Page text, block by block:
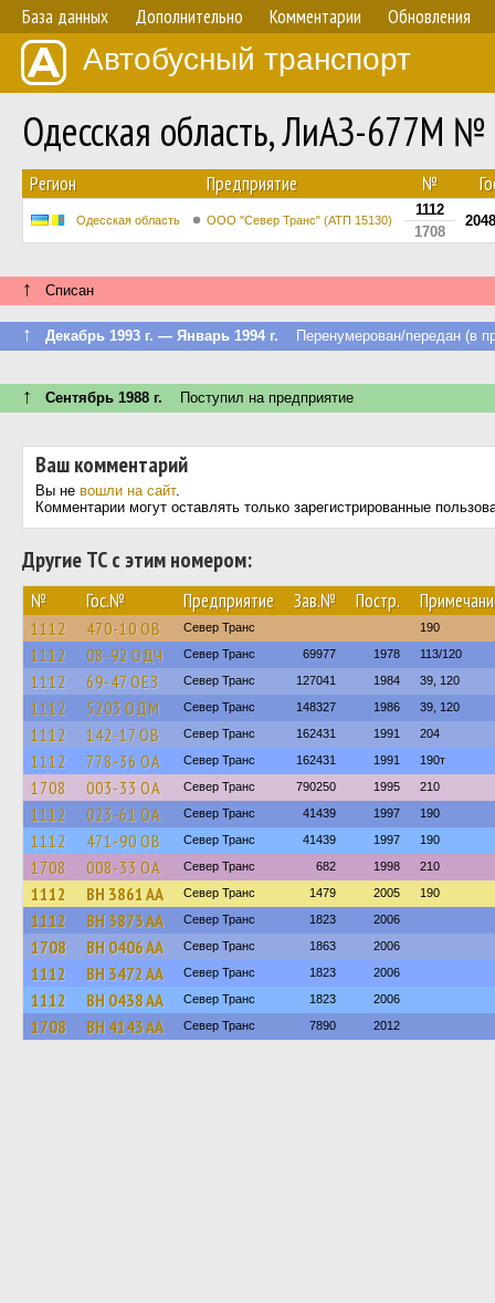
База данных Дополнительно Комментарии Обновления
Автобусный транспорт
Одесская область, ЛиАЗ-677М
Регион Предприятие №
Одесская область ООО "Север Транс" (АТП 15130)
1112
1708
↑ Списан
↑ Декабрь 1993 г. — Январь 1994 г. Перенумерован/передан (в
↑ Сентябрь 1988 г. Поступил на предприятие
Ваш комментарий
Вы не вошли на сайт.
Комментарии могут оставлять только зарегистрированные
Другие ТС с этим номером:
№ Гос.№ Предприятие Зав.№ Постр.
1112 470-10 ОВ Север Транс 190
1112 08-92 ОДЧ Север Транс 69977 1978 113/120
1112 69-47 ОЕЗ Север Транс 127041 1984 39, 120
1112 5203 ОДМ Север Транс 148327 1986 39, 120
1112 142-17 ОВ Север Транс 162431 1991 204
1112 778-36 ОА Север Транс 162431 1991 190т
1708 003-33 ОА Север Транс 790250 1995 210
1112 023-61 ОА Север Транс 41439 1997 190
1112 471-90 ОВ Север Транс 41439 1997 190
1708 008-33 ОА Север Транс 682 1998 210
1112 BH 3861 AA Север Транс 1479 2005 190
1112 BH 3873 AA Север Транс 1823 2006
1708 BH 0406 AA Север Транс 1863 2006
1112 BH 3472 AA Север Транс 1823 2006
1112 BH 0438 AA Север Транс 1823 2006
1708 BH 4143 AA Север Транс 7890 2012